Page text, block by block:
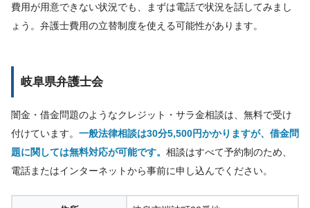
費用が用意できない状況でも、まずは電話で状況を話してみまし
ょう。弁護士費用の立替制度を使える可能性があります。
岐阜県弁護士会
闇金・借金問題のようなクレジット・サラ金相談は、無料で受け
付けています。 一般法律相談は30分5,500円かかりますが、借金問
題に関しては無料対応が可能です。 相談はすべて予約制のため、
電話またはインターネットから事前に申し込んでください。